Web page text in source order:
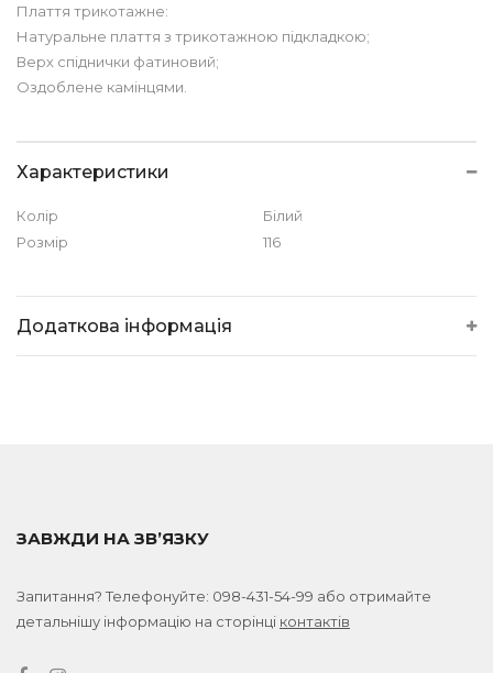
Плаття трикотажне:
Натуральне плаття з трикотажною підкладкою;
Верх спіднички фатиновий;
Оздоблене камінцями.
Характеристики
Колір
Білий
Розмір
116
Додаткова інформація
ЗАВЖДИ НА ЗВ’ЯЗКУ
Запитання? Телефонуйте: 098-431-54-99 або отримайте
детальнішу інформацію на сторінці контактів